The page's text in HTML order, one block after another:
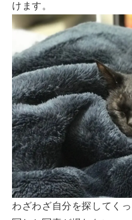
けます。
わざわざ自分を探してく